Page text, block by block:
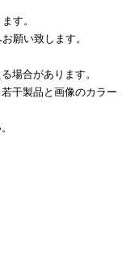
す。
願い致します。
場合があります。
干製品と画像のカラー